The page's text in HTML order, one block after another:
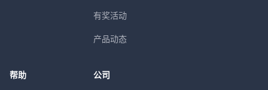
有奖活动
产品动态
帮助 公司